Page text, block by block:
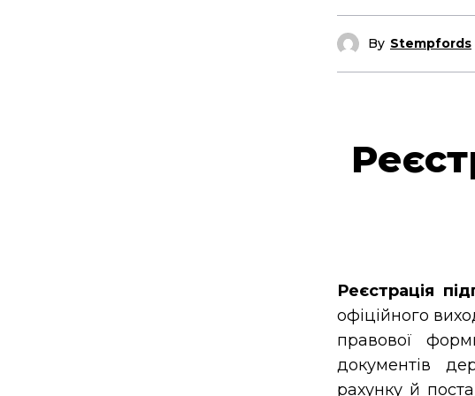
By Stempfords
Реєстрація
офіційного
правової
документів
рахунку й